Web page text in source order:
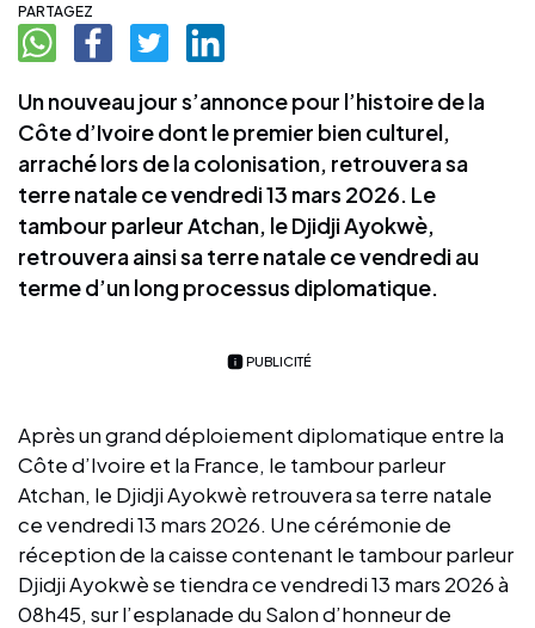
PARTAGEZ
Un nouveau jour s’annonce pour l’histoire de la
Côte d’Ivoire dont le premier bien culturel,
arraché lors de la colonisation, retrouvera sa
terre natale ce vendredi 13 mars 2026. Le
tambour parleur Atchan, le Djidji Ayokwè,
retrouvera ainsi sa terre natale ce vendredi au
terme d’un long processus diplomatique.
PUBLICITÉ
Après un grand déploiement diplomatique entre la
Côte d’Ivoire et la France, le tambour parleur
Atchan, le Djidji Ayokwè retrouvera sa terre natale
ce vendredi 13 mars 2026. Une cérémonie de
réception de la caisse contenant le tambour parleur
Djidji Ayokwè se tiendra ce vendredi 13 mars 2026 à
08h45, sur l’esplanade du Salon d’honneur de